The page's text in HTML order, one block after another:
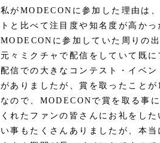
私がMODECONに参加した理由は
トと比べて注目度や知名度が高か
MODECONに参加していた周りの
元々ミクチャで配信をしていて既
配信での大きなコンテスト・イベ
がありましたが、賞を取ったこと
なので、MODECONで賞を取る事
くれたファンの皆さんにお礼をし
い事もたくさんありましたが、本